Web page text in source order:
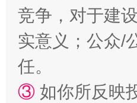
竞争，对于建
实意义；公众/
任。
③ 如你所反映